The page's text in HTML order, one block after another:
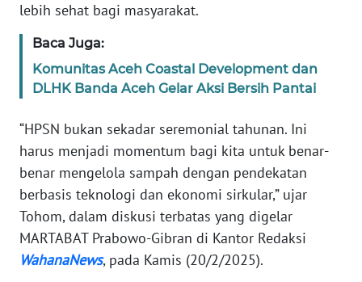
lebih sehat bagi masyarakat.
Baca Juga:
Komunitas Aceh Coastal Development dan
DLHK Banda Aceh Gelar Aksi Bersih Pantai
“HPSN bukan sekadar seremonial tahunan. Ini
harus menjadi momentum bagi kita untuk benar-
benar mengelola sampah dengan pendekatan
berbasis teknologi dan ekonomi sirkular,” ujar
Tohom, dalam diskusi terbatas yang digelar
MARTABAT Prabowo-Gibran di Kantor Redaksi
WahanaNews, pada Kamis (20/2/2025).
SUMUT
WN
JABAR
WN
BANTEN
WN